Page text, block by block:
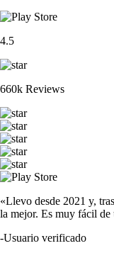
4.5
660k Reviews
«Llevo desde 2021 y,
la mejor. Es muy fácil de
-Usuario verificado